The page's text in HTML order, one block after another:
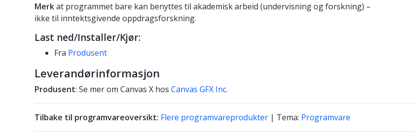
Merkat programmet bare kan benyttes til akademisk arbeid (undervisning og forskning) –
ikke til inntektsgivende oppdragsforskning.
Last ned/Installer/Kjør:
Fra Produsent
Leverandørinformasjon
Produsent: Se mer om Canvas X hos Canvas GFX Inc.
Tilbake til programvareoversikt: Flere programvareprodukter | Tema: Programvare